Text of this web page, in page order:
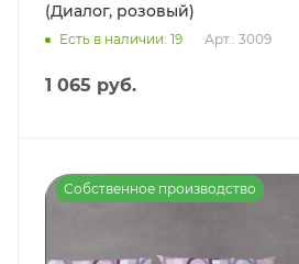
(Диалог, розовый)
Есть в наличии: 19 Арт.: 3009
1 065 руб.
Собственное производство